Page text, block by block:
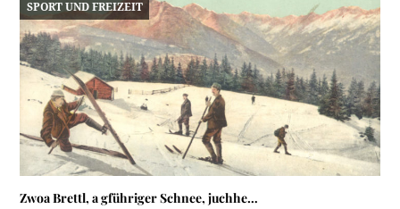
SPORT UND FREIZEIT
Zwoa Brettl, a gführiger Schnee, juchhe…